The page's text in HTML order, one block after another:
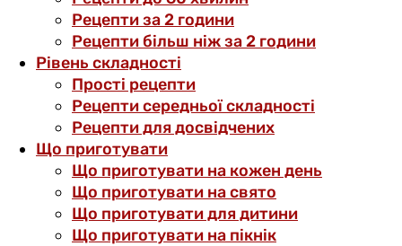
Рецепти за 2 години
Рецепти більш ніж за 2 години
Рівень складності
Прості рецепти
Рецепти середньої складності
Рецепти для досвідчених
Що приготувати
Що приготувати на кожен день
Що приготувати на свято
Що приготувати для дитини
Що приготувати на пікнік